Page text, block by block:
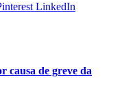
LinkedIn
causa de greve da